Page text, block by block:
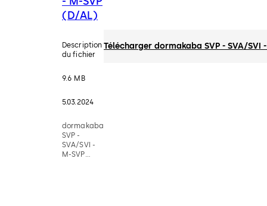
(D/AL)
Description
du fichier
9.6 MB
5.03.2024
dormakaba
SVP -
SVA/SVI -
M-SVP
Télécharger dormakaba SVP - SVA/SVI